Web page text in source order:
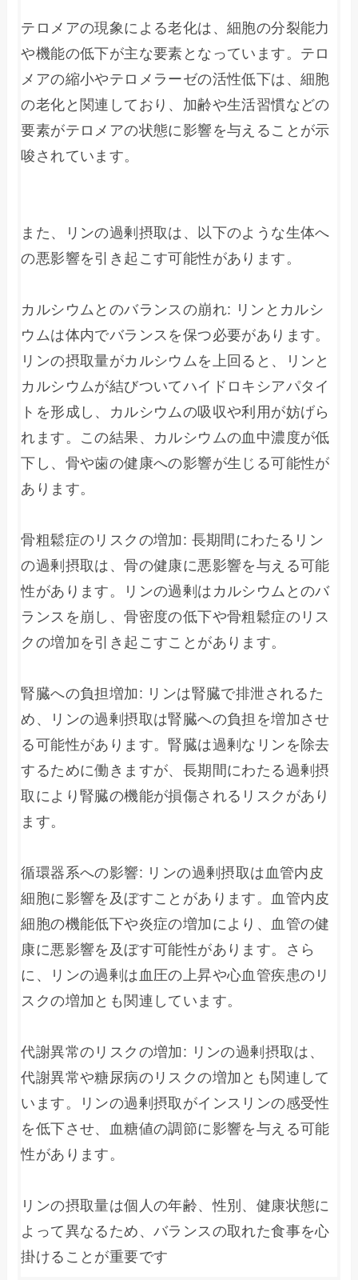
テロメアの現象による老化は、細胞の分裂能力
や機能の低下が主な要素となっています。テロ
メアの縮小やテロメラーゼの活性低下は、細胞
の老化と関連しており、加齢や生活習慣などの
要素がテロメアの状態に影響を与えることが示
唆されています。
また、リンの過剰摂取は、以下のような生体へ
の悪影響を引き起こす可能性があります。
カルシウムとのバランスの崩れ: リンとカルシ
ウムは体内でバランスを保つ必要があります。
リンの摂取量がカルシウムを上回ると、リンと
カルシウムが結びついてハイドロキシアパタイ
トを形成し、カルシウムの吸収や利用が妨げら
れます。この結果、カルシウムの血中濃度が低
下し、骨や歯の健康への影響が生じる可能性が
あります。
骨粗鬆症のリスクの増加: 長期間にわたるリン
の過剰摂取は、骨の健康に悪影響を与える可能
性があります。リンの過剰はカルシウムとのバ
ランスを崩し、骨密度の低下や骨粗鬆症のリス
クの増加を引き起こすことがあります。
腎臓への負担増加: リンは腎臓で排泄されるた
め、リンの過剰摂取は腎臓への負担を増加させ
る可能性があります。腎臓は過剰なリンを除去
するために働きますが、長期間にわたる過剰摂
取により腎臓の機能が損傷されるリスクがあり
ます。
循環器系への影響: リンの過剰摂取は血管内皮
細胞に影響を及ぼすことがあります。血管内皮
細胞の機能低下や炎症の増加により、血管の健
康に悪影響を及ぼす可能性があります。さら
に、リンの過剰は血圧の上昇や心血管疾患のリ
スクの増加とも関連しています。
代謝異常のリスクの増加: リンの過剰摂取は、
代謝異常や糖尿病のリスクの増加とも関連して
います。リンの過剰摂取がインスリンの感受性
を低下させ、血糖値の調節に影響を与える可能
性があります。
リンの摂取量は個人の年齢、性別、健康状態に
よって異なるため、バランスの取れた食事を心
掛けることが重要です